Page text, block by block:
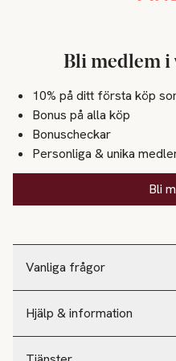
Vanliga frågor
Hjälp & information
Bli medlem i
10% på ditt första köp
Bonus på alla köp
Bonuscheckar
Personliga & unika
Bli